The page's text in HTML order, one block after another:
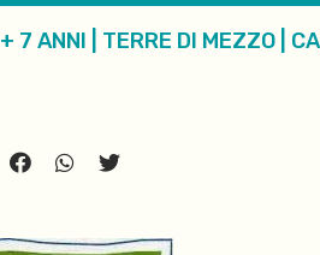
+ 7 ANNI TERRE DI MEZZO